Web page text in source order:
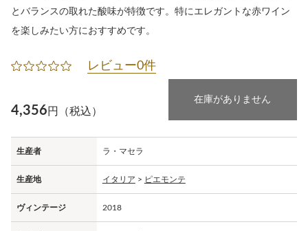
とバランスの取れた酸味が特徴です。特にエレガントな赤ワイン
を楽しみたい方におすすめです。
レビュー0件
4,356円（税込）
在庫がありません
生産者 ラ・マセラ
生産地 イタリア > ピエモンテ
ヴィンテージ 2018